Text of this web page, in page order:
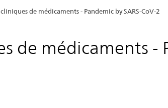
cliniques de médicaments - Pandemic by SARS-CoV-2
de médicaments -